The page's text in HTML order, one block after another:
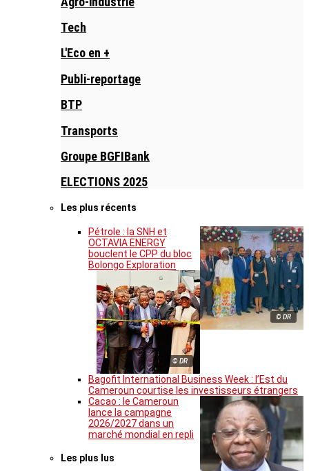
Tech
L'Eco en +
Publi-reportage
BTP
Transports
Groupe BGFIBank
ELECTIONS 2025
Les plus récents
© DR
Pétrole : la SNH et
OCTAVIA ENERGY
bouclent le CPP du bloc
Bolongo Exploration
© DR
Bagofit International Business Week : l’Est du
Cameroun courtise les investisseurs étrangers
Cacao : le Cameroun
lance la campagne
2026/2027 dans un
marché mondial en repli
Les plus lus